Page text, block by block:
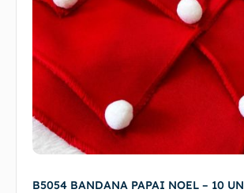
B5054 BANDANA PAPAI NOEL – 10 UN